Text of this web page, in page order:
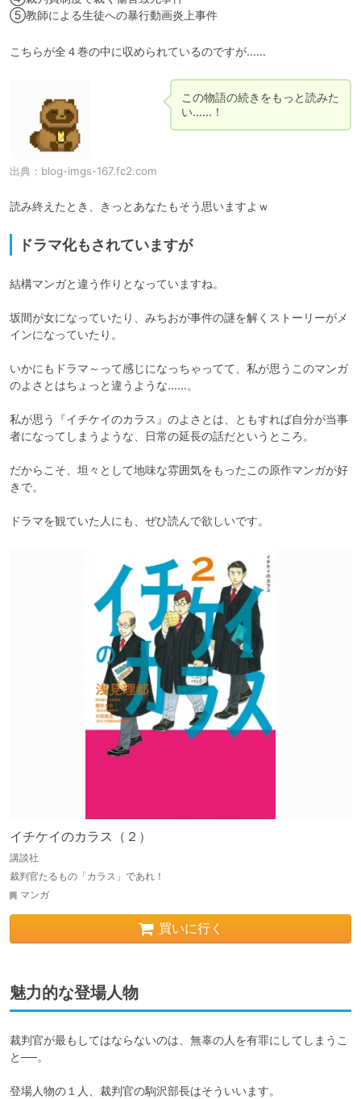
⑤教師による生徒への暴行動画炎上事件
こちらが全４巻の中に収められているのですが……
出典： blog-imgs-167.fc2.com
この物語の続きをもっと読みた
い……！
読み終えたとき、きっとあなたもそう思いますよｗ
ドラマ化もされていますが
結構マンガと違う作りとなっていますね。
坂間が女になっていたり、みちおが事件の謎を解くストーリーがメ
インになっていたり。
いかにもドラマ～って感じになっちゃってて、私が思うこのマンガ
のよさとはちょっと違うような……。
私が思う『イチケイのカラス』のよさとは、ともすれば自分が当事
者になってしまうような、日常の延長の話だというところ。
だからこそ、坦々として地味な雰囲気をもったこの原作マンガが好
きで。
ドラマを観ていた人にも、ぜひ読んで欲しいです。
イチケイのカラス（２）
講談社
裁判官たるもの「カラス」であれ！
マンガ
買いに行く
魅力的な登場人物
裁判官が最もしてはならないのは、無辜の人を有罪にしてしまうこ
と──。
登場人物の１人、裁判官の駒沢部長はそういいます。